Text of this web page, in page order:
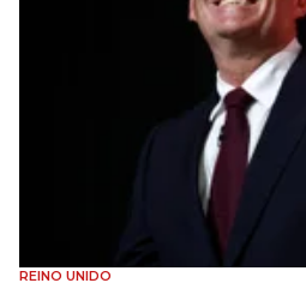
REINO UNIDO